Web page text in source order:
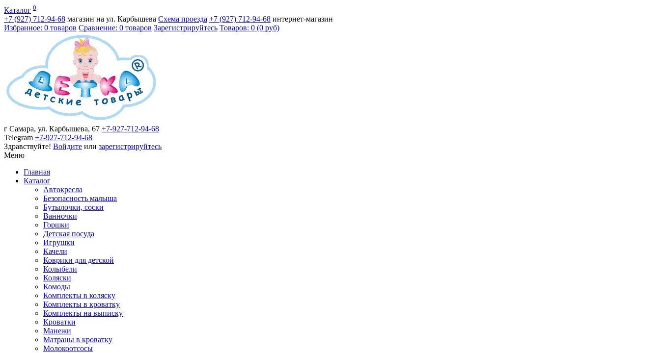
Каталог 0
+7 (927) 712-94-68 магазин на ул. Карбышева Схема проезда +7 (927) 712-94-68 интернет-магазин
Избранное: 0 товаров Сравнение: 0 товаров Зарегистрируйтесь Товаров: 0 (0 руб)
г Самара, ул. Карбышева, 67 +7-927-712-94-68
Telegram +7-927-712-94-68
Здравствуйте! Войдите или зарегистрируйтесь
Меню
Главная
Каталог
Автокресла
Безопасность малыша
Бутылочки, соски
Ванночки
Горшки
Детская посуда
Игрушки
Качели
Коврики для детской
Колыбели
Коляски
Комоды
Комплекты в коляску
Комплекты в кроватку
Комплекты на выписку
Кроватки
Манежи
Матрацы в кроватку
Молокоотсосы